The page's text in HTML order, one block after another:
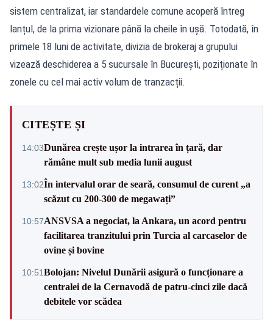
sistem centralizat, iar standardele comune acoperă întreg
lanțul, de la prima vizionare până la cheile în ușă. Totodată, în
primele 18 luni de activitate, divizia de brokeraj a grupului
vizează deschiderea a 5 sucursale în București, poziționate în
zonele cu cel mai activ volum de tranzacții.
CITEȘTE ȘI
14:03Dunărea crește ușor la intrarea în țară, dar
rămâne mult sub media lunii august
13:02În intervalul orar de seară, consumul de curent „a
scăzut cu 200-300 de megawați”
10:57ANSVSA a negociat, la Ankara, un acord pentru
facilitarea tranzitului prin Turcia al carcaselor de
ovine și bovine
10:51Bolojan: Nivelul Dunării asigură o funcționare a
centralei de la Cernavodă de patru-cinci zile dacă
debitele vor scădea